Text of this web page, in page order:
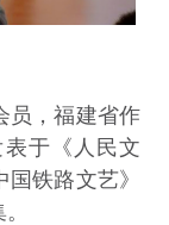
，福建省作
于《人民文
铁路文艺》